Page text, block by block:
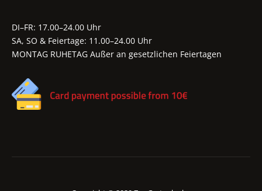
DI–FR: 17.00–24.00 Uhr
SA, SO & Feiertage: 11.00–24.00 Uhr
MONTAG RUHETAG Außer an gesetzlichen Feiertagen